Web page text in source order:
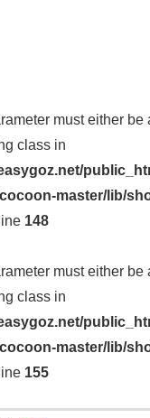
must either be
class in
master/lib/
148
must either be
class in
master/lib/
155